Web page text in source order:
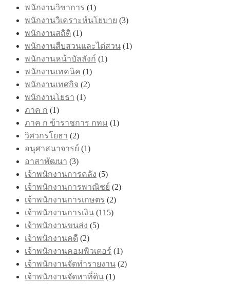
พนักงานวิชาการ (1)
พนักงานวิเคราะห์นโยบาย (3)
พนักงานสถิติ (1)
พนักงานสืบสวนและไต่สวน (1)
พนักงานหน้าบัลลังก์ (1)
พนักงานเทคนิค (1)
พนักงานเทศกิจ (2)
พนักงานโยธา (1)
ภาค ก (1)
ภาค ก ข้าราชการ กทม (1)
วิศวกรโยธา (2)
อนุศาสนาจารย์ (1)
อาสาพัฒนา (3)
เจ้าพนักงานการคลัง (5)
เจ้าพนักงานการพาณิชย์ (2)
เจ้าพนักงานการเกษตร (2)
เจ้าพนักงานการเงิน (115)
เจ้าพนักงานขนส่ง (5)
เจ้าพนักงานคดี (2)
เจ้าพนักงานคอมพิวเตอร์ (1)
เจ้าพนักงานจัดทำรายงาน (2)
เจ้าพนักงานจัดหาที่ดิน (1)